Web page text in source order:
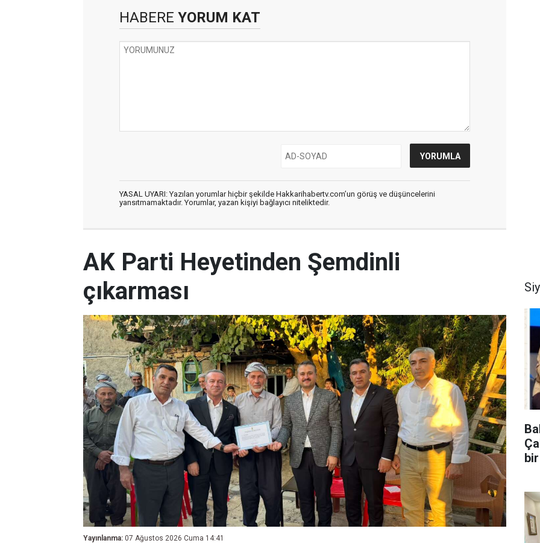
HABERE YORUM KAT
YASAL UYARI: Yazılan yorumlar hiçbir şekilde Hakkarihabertv.com’un görüş ve düşüncelerini
yansıtmamaktadır. Yorumlar, yazan kişiyi bağlayıcı niteliktedir.
AK Parti Heyetinden Şemdinli
çıkarması
Yayınlanma: 07 Ağustos 2026 Cuma 14:41